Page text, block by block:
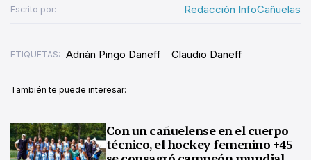
Escrito por: Redacción InfoCañuelas
ETIQUETAS: Adrián Pingo Daneff Claudio Daneff
También te puede interesar:
Con un cañuelense en el cuerpo
técnico, el hockey femenino +45